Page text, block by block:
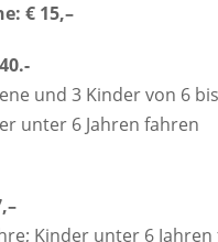
€ 15,–
und 3 Kinder von 6
unter 6 Jahren fahren
Kinder unter 6